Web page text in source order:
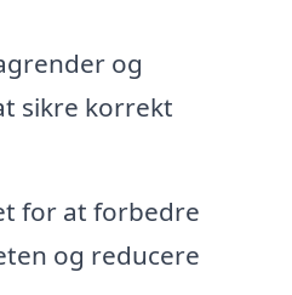
og
sikre korrekt
for at forbedre
og reducere